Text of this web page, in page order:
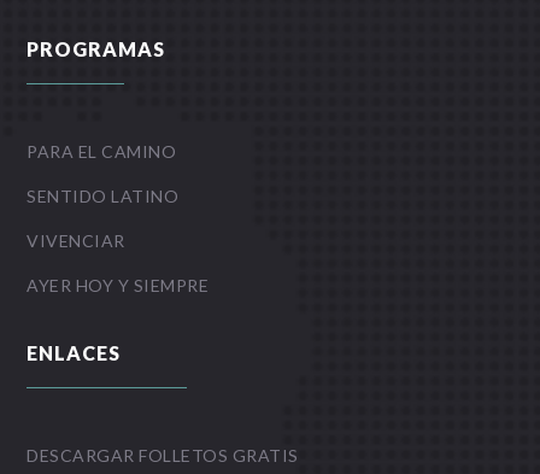
PROGRAMAS
PARA EL CAMINO
SENTIDO LATINO
VIVENCIAR
AYER HOY Y SIEMPRE
ENLACES
DESCARGAR FOLLETOS GRATIS